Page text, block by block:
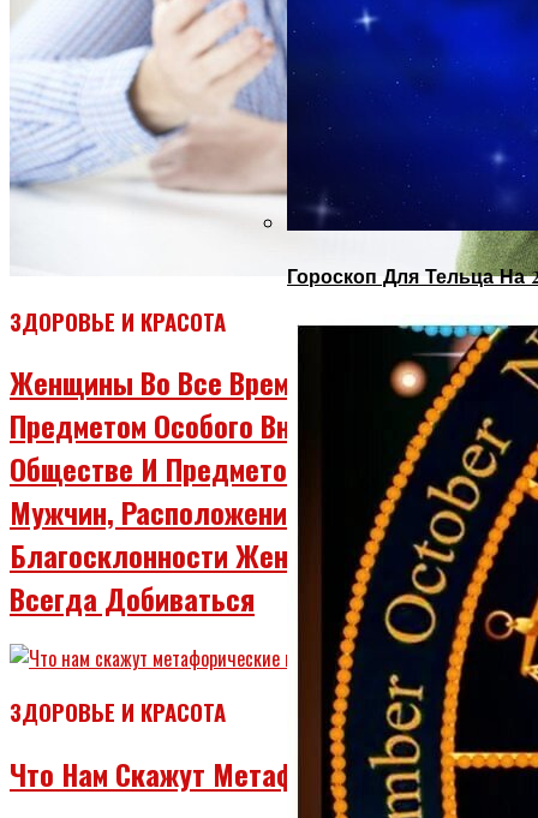
Гороскоп Для Тельца На
ЗДОРОВЬЕ И КРАСОТА
Женщины Во Все Времена Были
Предметом Особого Внимания В
Обществе И Предметом Вожделения
Мужчин, Расположение И
Благосклонности Женщин Нужно Было
Всегда Добиваться
ЗДОРОВЬЕ И КРАСОТА
Что Нам Скажут Метафорические Карты?